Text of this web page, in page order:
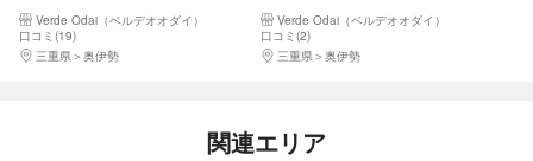
Verde Odai（ベルデオオダイ）
口コミ(19)
三重県
奥伊勢
Verde Odai（ベルデオオダイ）
口コミ(2)
三重県
奥伊勢
関連エリア